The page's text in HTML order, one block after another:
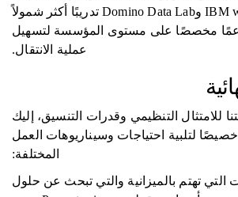
ما يتطلب IBM watsonx وDomino Data Lab تدريبًا أكثر شمولاً
دعمًا مخصصًا على مستوى المؤسسة لتسهيل
عملية الانتقال.
للامتثال التنظيمي وقدرات التنسيق، إليك
لتلبية احتياجات وسيناريوهات العمل
المختلفة:
التي تهتم بالميزانية والتي تبحث عن حلول